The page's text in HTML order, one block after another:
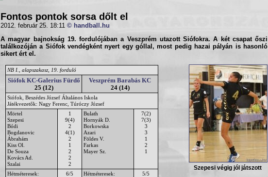
Fontos pontok sorsa dőlt el
2012. február 25. 18:11 © handball.hu
A magyar bajnokság 19. fordulójában a Veszprém utazott Siófokra. A két csapat őszi
találkozóján a Siófok vendégként nyert egy góllal, most pedig hazai pályán is hasonló
sikert ért el.
Szepesi végig jól játszott
NB I., alapszakasz, 19. forduló
Siófok KC-Galerius Fürdő
25 (12)
Veszprém Barabás KC
24 (14)
Siófok, Beszédes József Általános Iskola
Játékvezetők: Nagy Ferenc, Túróczy József
Mörtel
Szepesi
Bódi
Bogdanovic
Ábrahám
Kiss Ol.
De Souza
Kovács Ad.
Szalai
1
9(4)
2
4(1)
2
1
2
2
2
Bulath
Hornyák D.
Borkowska
Azari
Földes V.
Farkas
Mayer Sz.
7(2)
7(3)
3
3
1
2
1
Hétméteresek: 6/5 Hétméteresek:
5/5